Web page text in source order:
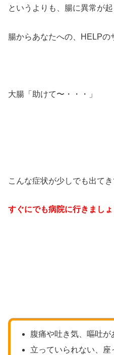
というよりも、腸に異常が起
腸からあなたへの、HELPの
大腸「助けて〜・・・」
こんな症状が少しでも出てき
すぐにでも病院に行きましょ
腹痛や吐き気、嘔吐が
立っていられない、